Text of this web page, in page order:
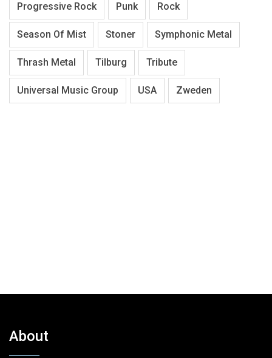
Progressive Rock Punk Rock
Season Of Mist Stoner Symphonic Metal
Thrash Metal Tilburg Tribute
Universal Music Group USA Zweden
About